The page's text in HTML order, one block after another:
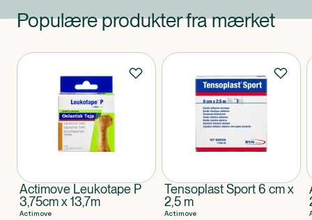
Populære produkter fra mærket
Produkter
Actimove Leukotape P
3,75cm x 13,7m
Actimove
Tensoplast Sport 6 cm x
2,5 m
Actimove